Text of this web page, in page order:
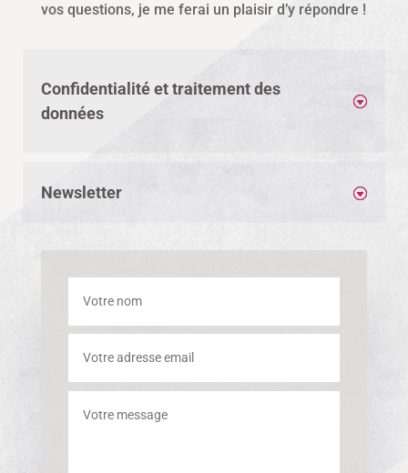
vos questions, je me ferai un plaisir d’y répondre !
Confidentialité et traitement des
données
Newsletter